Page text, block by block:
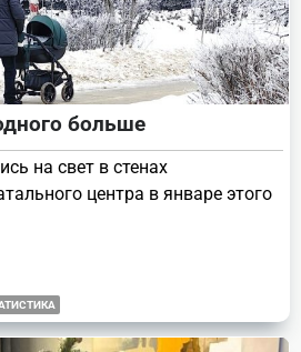
больше
на свет в стенах
центра в январе этого